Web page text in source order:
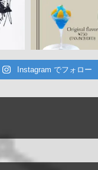
Instagram でフォロー